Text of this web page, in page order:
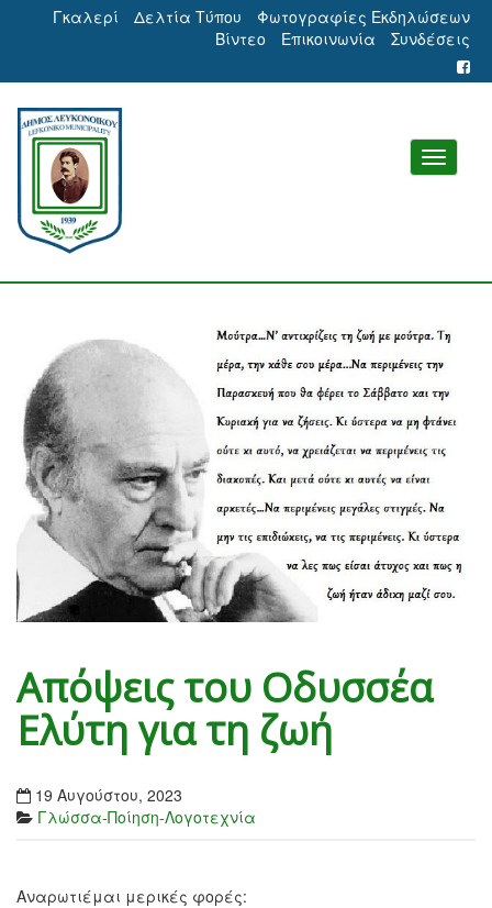
Γκαλερί Δελτία Τύπου
Φωτογραφίες Εκδηλώσεων
Βίντεο
Επικοινωνία Συνδέσεις
Απόψεις του Οδυσσέα
Ελύτη για τη ζωή
19 Αυγούστου, 2023
Γλώσσα-Ποίηση-Λογοτεχνία
Αναρωτιέμαι μερικές φορές: